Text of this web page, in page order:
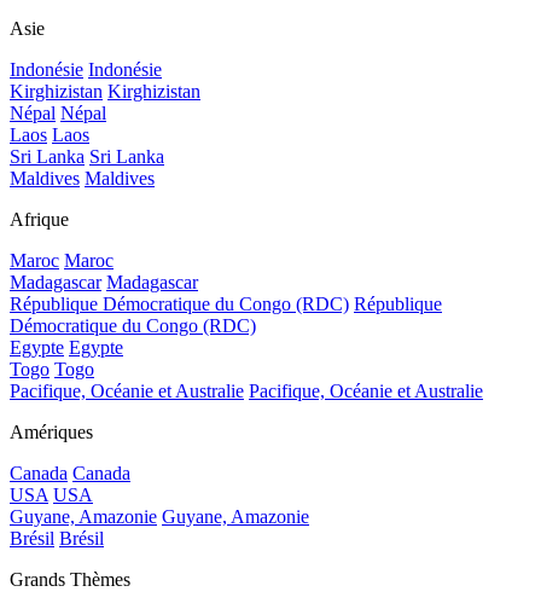
Asie
Indonésie Indonésie
Kirghizistan Kirghizistan
Népal Népal
Laos Laos
Sri Lanka Sri Lanka
Maldives Maldives
Afrique
Maroc Maroc
Madagascar Madagascar
République Démocratique du Congo (RDC) République
Démocratique du Congo (RDC)
Egypte Egypte
Togo Togo
Pacifique, Océanie et Australie Pacifique, Océanie et Australie
Amériques
Canada Canada
USA USA
Guyane, Amazonie Guyane, Amazonie
Brésil Brésil
Grands Thèmes